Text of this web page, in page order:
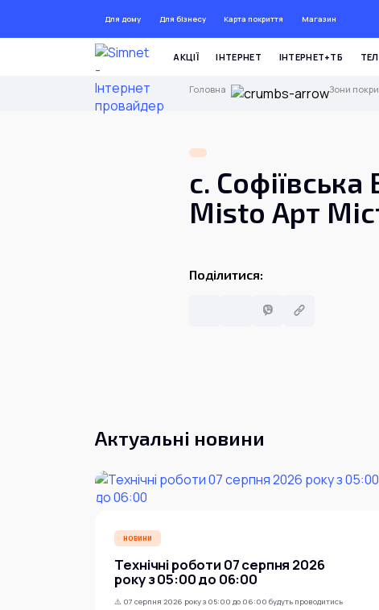
Для дому Для бізнесу Карта покриття МагазинДО 72
АКЦІЇ ІНТЕРНЕТ ІНТЕРНЕТ+ТБ
Головна Зони
с.
Misto Арт
Поділитися:
Актуальні новини
НОВИНИ
Технічні роботи 07 серпня 2026
року з 05:00 до 06:00
⚠️ 07 серпня 2026 року з 05:00 до 06:00 будуть проводитись